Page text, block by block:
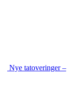
Nye tatoveringer –